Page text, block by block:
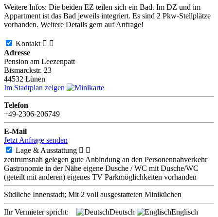
Weitere Infos: Die beiden EZ teilen sich ein Bad. Im DZ und im
Appartment ist das Bad jeweils integriert. Es sind 2 Pkw-Stellplätze
vorhanden. Weitere Details gern auf Anfrage!
Kontakt  
Adresse
Pension am Leezenpatt
Bismarckstr. 23
44532 Lünen
Im Stadtplan zeigen
Telefon
+49-2306-206749
E-Mail
Jetzt Anfrage senden
Lage & Ausstattung  
zentrumsnah gelegen gute Anbindung an den Personennahverkehr
Gastronomie in der Nähe eigene Dusche / WC mit Dusche/WC
(geteilt mit anderen) eigenes TV Parkmöglichkeiten vorhanden
Südliche Innenstadt; Mit 2 voll ausgestatteten Miniküchen
Ihr Vermieter spricht: Deutsch
Englisch